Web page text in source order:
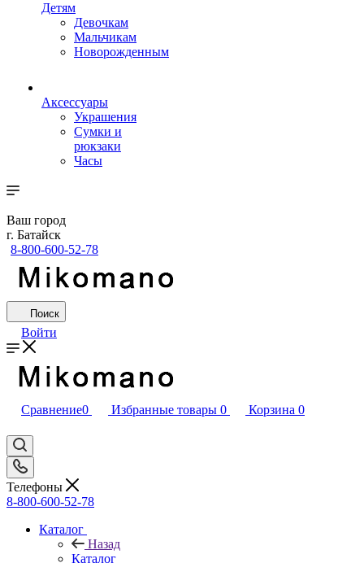
Детям
Девочкам
Мальчикам
Новорожденным
Аксессуары
Украшения
Сумки и
рюкзаки
Часы
Ваш город
г. Батайск
8-800-600-52-78
Поиск
Войти
Сравнение0 Избранные товары 0 Корзина 0
Телефоны
8-800-600-52-78
Каталог
Назад
Каталог